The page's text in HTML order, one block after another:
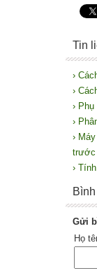
Tin
›
›
›
›
›
trước
›
Gửi
Họ